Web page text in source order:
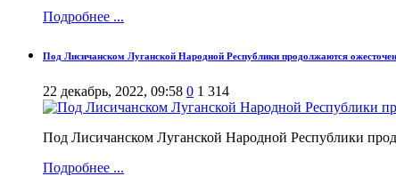
Подробнее ...
Под Лисичанском Луганской Народной Республики продолжаются
22 декабрь, 2022, 09:58 0 1 314
Под Лисичанском Луганской Народной Республики
Подробнее ...